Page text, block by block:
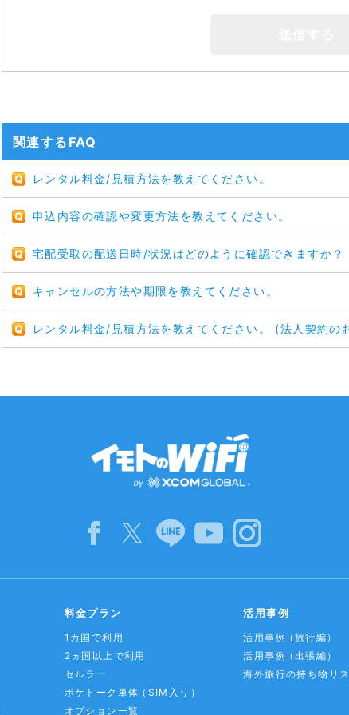
関連するFAQ
レンタル料金/見積方法を教えてください。
申込内容の確認や変更方法を教えてください。
宅配受取の配送日時/状況はどのように確認できますか？
キャンセルの方法や期限を教えてください。
レンタル料金/見積方法を教えてください。 (法人契約の
料金プラン
1カ国で利用
2ヵ国以上で利用
セルラー
ポケトーク単体（SIM入り）
オプション一覧
活用事例
活用事例（旅行編）
活用事例（出張編）
海外旅行の持ち物リ